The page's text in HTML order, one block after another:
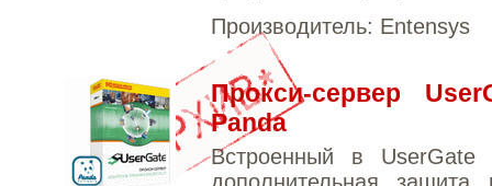
Производитель: Entensys
Прокси-сервер
Panda
Встроенный в